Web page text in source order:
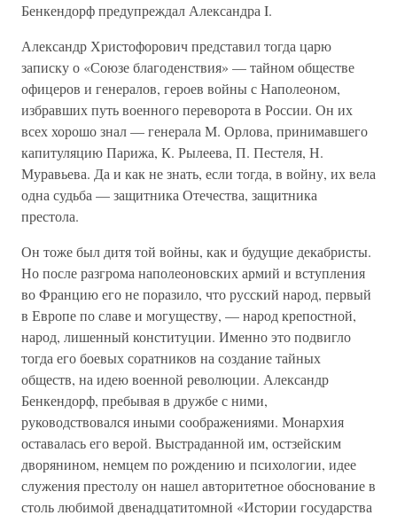
Бенкендорф предупреждал Александра I.
Александр Христофорович представил тогда царю
записку о «Союзе благоденствия» — тайном обществе
офицеров и генералов, героев войны с Наполеоном,
избравших путь военного переворота в России. Он их
всех хорошо знал — генерала М. Орлова, принимавшего
капитуляцию Парижа, К. Рылеева, П. Пестеля, Н.
Муравьева. Да и как не знать, если тогда, в войну, их вела
одна судьба — защитника Отечества, защитника
престола.
Он тоже был дитя той войны, как и будущие декабристы.
Но после разгрома наполеоновских армий и вступления
во Францию его не поразило, что русский народ, первый
в Европе по славе и могуществу, — народ крепостной,
народ, лишенный конституции. Именно это подвигло
тогда его боевых соратников на создание тайных
обществ, на идею военной революции. Александр
Бенкендорф, пребывая в дружбе с ними,
руководствовался иными соображениями. Монархия
оставалась его верой. Выстраданной им, остзейским
дворянином, немцем по рождению и психологии, идее
служения престолу он нашел авторитетное обоснование в
столь любимой двенадцатитомной «Истории государства